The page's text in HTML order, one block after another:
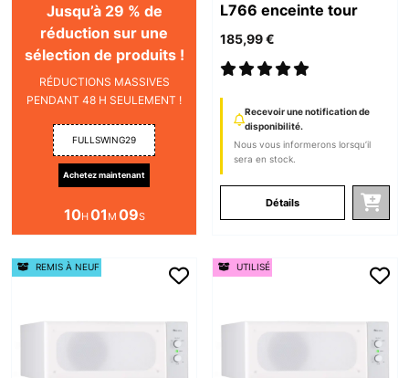
Jusqu’à 29 % de
réduction sur une
sélection de produits !
RÉDUCTIONS MASSIVES
PENDANT 48 H SEULEMENT !
FULLSWING29
Achetez maintenant
10H01 M 09S
L766 enceinte tour
185,99 €
Recevoir une notification de
disponibilité.
Nous vous informerons lorsqu’il
sera en stock.
Détails
REMIS À NEUF UTILISÉ